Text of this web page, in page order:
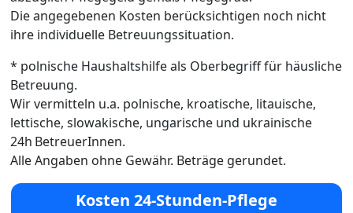
Die angegebenen Kosten berücksichtigen noch nicht
ihre individuelle Betreuungssituation.
* polnische Haushaltshilfe als Oberbegriff für häusliche
Betreuung.
Wir vermitteln u.a. polnische, kroatische, litauische,
lettische, slowakische, ungarische und ukrainische
24h BetreuerInnen.
Alle Angaben ohne Gewähr. Beträge gerundet.
Kosten 24-Stunden-Pflege